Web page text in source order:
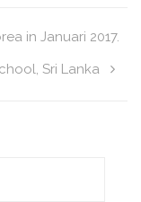
in Januari 2017.
Sri Lanka